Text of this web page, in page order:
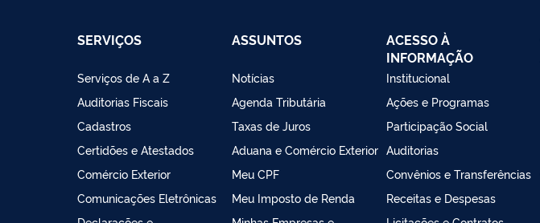
SERVIÇOS
Serviços de A a Z
Auditorias Fiscais
Cadastros
Certidões e Atestados
Comércio Exterior
Comunicações Eletrônicas
ASSUNTOS
Notícias
Agenda Tributária
Taxas de Juros
Aduana e Comércio Exterior
Meu CPF
Meu Imposto de Renda
ACESSO À
INFORMAÇÃO
Institucional
Ações e Programas
Participação Social
Auditorias
Convênios e Transferências
Receitas e Despesas